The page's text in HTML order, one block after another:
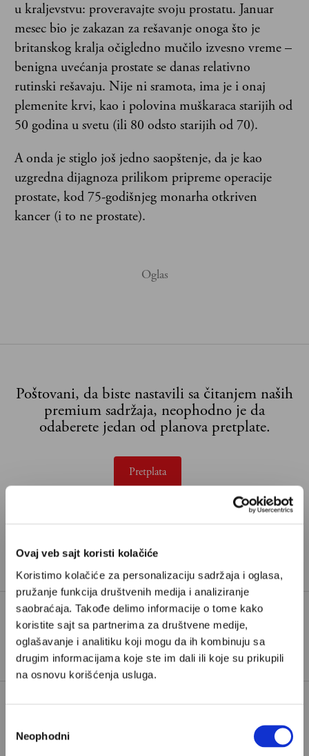
Ovaj veb sajt koristi kolačiće
Koristimo kolačiće za personalizaciju sadržaja i oglasa,
pružanje funkcija društvenih medija i analiziranje
saobraćaja. Takođe delimo informacije o tome kako
koristite sajt sa partnerima za društvene medije,
oglašavanje i analitiku koji mogu da ih kombinuju sa
drugim informacijama koje ste im dali ili koje su prikupili
na osnovu korišćenja usluga.
сагласности
Neophodni
u kraljevstvu: proveravajte svoju prostatu. Januar
mesec bio je zakazan za rešavanje onoga što je
britanskog kralja očigledno mučilo izvesno vreme –
benigna uvećanja prostate se danas relativno
rutinski rešavaju. Nije ni sramota, ima je i onaj
plemenite krvi, kao i polovina muškaraca starijih od
50 godina u svetu (ili 80 odsto starijih od 70).
A onda je stiglo još jedno saopštenje, da je kao
uzgredna dijagnoza prilikom pripreme operacije
prostate, kod 75-godišnjeg monarha otkriven
kancer (i to ne prostate).
Poštovani, da biste nastavili sa čitanjem naših
premium sadržaja, neophodno je da
odaberete jedan od planova pretplate.
Pretplata
Zorica Markovićje novinarka iz Beograda i saradnica
Velikih priča.
TAGOVI: KANCER KRALJ ČARLS